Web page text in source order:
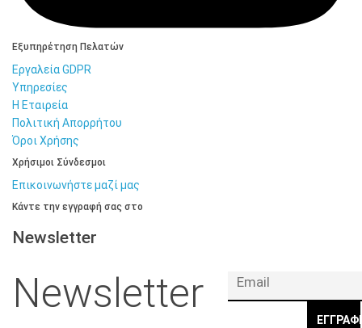
Εξυπηρέτηση Πελατών
Εργαλεία GDPR
Υπηρεσίες
Η Εταιρεία
Πολιτική Απορρήτου
Όροι Χρήσης
Χρήσιμοι Σύνδεσμοι
Επικοινωνήστε μαζί μας
Κάντε την εγγραφή σας στο
Newsletter
Newsletter